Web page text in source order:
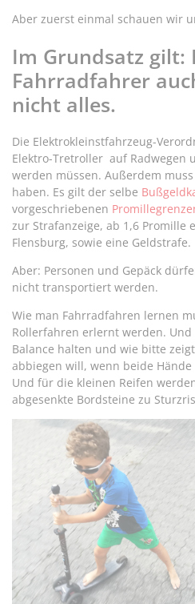
Aber zuerst einmal schauen wir
Im Grundsatz gilt:
Fahrradfahrer
nicht alles.
Die Elektrokleinstfahrzeug-
Elektro-Tretroller auf Radwegen
werden müssen. Außerdem
haben. Es gilt der selbe
vorgeschriebenen
zur Strafanzeige, ab 1,6 Promille
Flensburg, sowie eine Geldstrafe.
Aber: Personen und Gepäck
nicht transportiert werden.
Wie man Fahrradfahren lernen
Rollerfahren erlernt werden.
Balance halten und wie bitte
abbiegen will, wenn beide
Und für die kleinen Reifen
abgesenkte Bordsteine zu